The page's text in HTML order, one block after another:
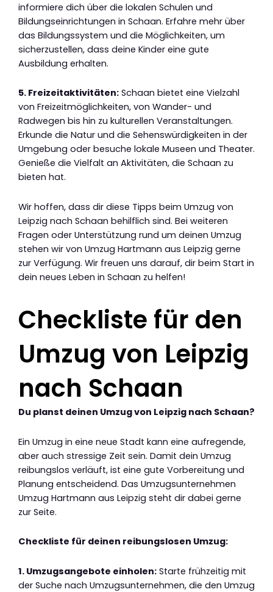
informiere dich über die lokalen Schulen und
Bildungseinrichtungen in Schaan. Erfahre mehr über
das Bildungssystem und die Möglichkeiten, um
sicherzustellen, dass deine Kinder eine gute
Ausbildung erhalten.
5. Freizeitaktivitäten: Schaan bietet eine Vielzahl
von Freizeitmöglichkeiten, von Wander- und
Radwegen bis hin zu kulturellen Veranstaltungen.
Erkunde die Natur und die Sehenswürdigkeiten in der
Umgebung oder besuche lokale Museen und Theater.
Genieße die Vielfalt an Aktivitäten, die Schaan zu
bieten hat.
Wir hoffen, dass dir diese Tipps beim Umzug von
Leipzig nach Schaan behilflich sind. Bei weiteren
Fragen oder Unterstützung rund um deinen Umzug
stehen wir von Umzug Hartmann aus Leipzig gerne
zur Verfügung. Wir freuen uns darauf, dir beim Start in
dein neues Leben in Schaan zu helfen!
Checkliste für den
Umzug von Leipzig
nach Schaan
Du planst deinen Umzug von Leipzig nach Schaan?
Ein Umzug in eine neue Stadt kann eine aufregende,
aber auch stressige Zeit sein. Damit dein Umzug
reibungslos verläuft, ist eine gute Vorbereitung und
Planung entscheidend. Das Umzugsunternehmen
Umzug Hartmann aus Leipzig steht dir dabei gerne
zur Seite.
Checkliste für deinen reibungslosen Umzug:
1. Umzugsangebote einholen: Starte frühzeitig mit
der Suche nach Umzugsunternehmen, die den Umzug